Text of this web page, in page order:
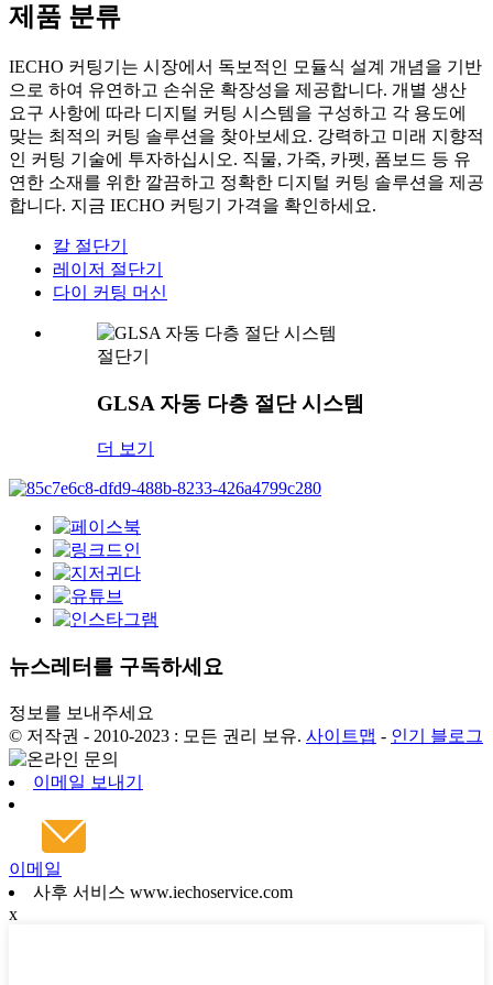
제품 분류
IECHO 커팅기는 시장에서 독보적인 모듈식 설계 개념을 기반
으로 하여 유연하고 손쉬운 확장성을 제공합니다. 개별 생산
요구 사항에 따라 디지털 커팅 시스템을 구성하고 각 용도에
맞는 최적의 커팅 솔루션을 찾아보세요. 강력하고 미래 지향적
인 커팅 기술에 투자하십시오. 직물, 가죽, 카펫, 폼보드 등 유
연한 소재를 위한 깔끔하고 정확한 디지털 커팅 솔루션을 제공
합니다. 지금 IECHO 커팅기 가격을 확인하세요.
칼 절단기
레이저 절단기
다이 커팅 머신
절단기
GLSA 자동 다층 절단 시스템
더 보기
뉴스레터를 구독하세요
정보를 보내주세요
© 저작권 - 2010-2023 : 모든 권리 보유. 사이트맵 - 인기 블로그
이메일 보내기
이메일
사후 서비스 www.iechoservice.com
x